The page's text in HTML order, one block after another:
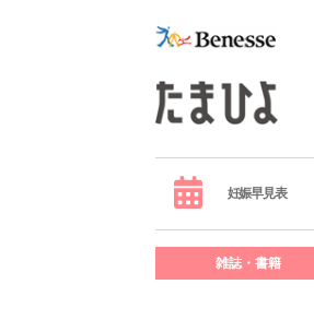
妊娠早見表
雑誌・書籍